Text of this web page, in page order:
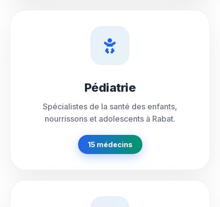
Pédiatrie
Spécialistes de la santé des enfants,
nourrissons et adolescents à Rabat.
15 médecins